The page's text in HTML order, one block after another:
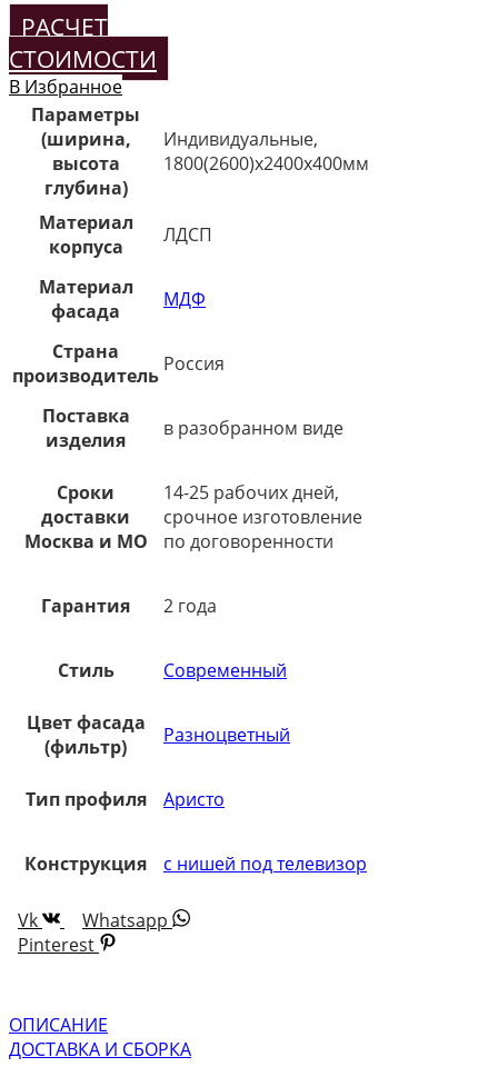
РАСЧЕТ
СТОИМОСТИ
В Избранное
Параметры
(ширина,
высота
глубина)
Индивидуальные,
1800(2600)х2400х400мм
Материал
корпуса
ЛДСП
Материал
фасада
МДФ
Страна
производитель Россия
Поставка
изделия
в разобранном виде
Сроки
доставки
Москва и МО
14-25 рабочих дней,
срочное изготовление
по договоренности
Гарантия 2 года
Стиль Современный
Цвет фасада
(фильтр)
Разноцветный
Тип профиля Аристо
Конструкция с нишей под телевизор
Vk
Whatsapp
Pinterest
ОПИСАНИЕ
ДОСТАВКА И СБОРКА